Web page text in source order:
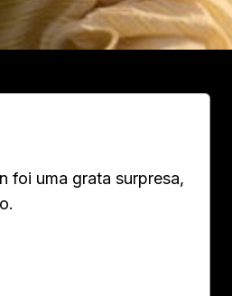
foi uma grata surpresa,